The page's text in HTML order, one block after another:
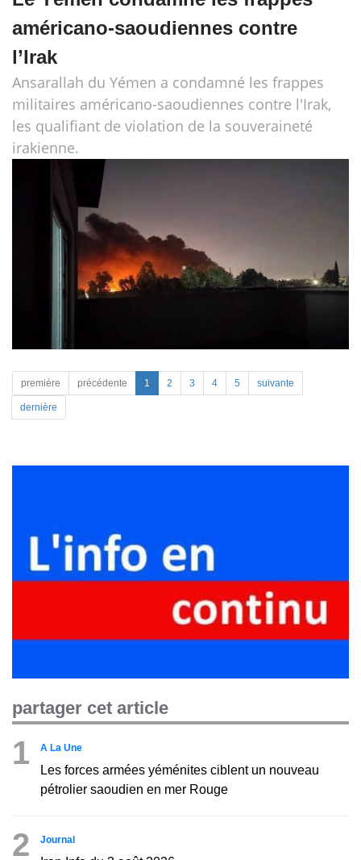
américano-saoudiennes contre
l’Irak
Ansarallah du Yémen a condamné les frappes
militaires américano-saoudiennes contre l'Irak,
les qualifiant de violation de la souveraineté
irakienne.
première précédente 1 2 3 4 5 suivante
dernière
partager cet article
1 A La Une
Les forces armées yéménites ciblent un nouveau
pétrolier saoudien en mer Rouge
2 Journal